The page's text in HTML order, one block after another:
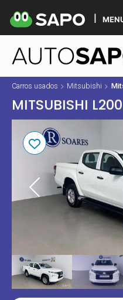
Carros usados Mitsubishi
MITSUBISHI